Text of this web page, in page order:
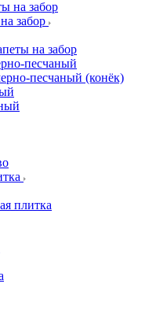
забор
на забор
песчаный
песчаный (конёк)
плитка